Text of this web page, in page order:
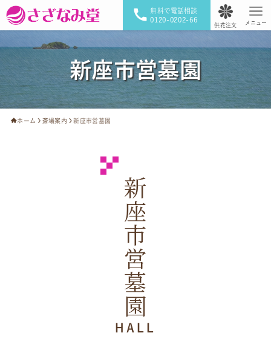
無料で電話相談
0120-0202-66
供花注文 メニュー
新座市営墓園
ホーム 斎場案内 新座市営墓園
新座市営墓園
HALL